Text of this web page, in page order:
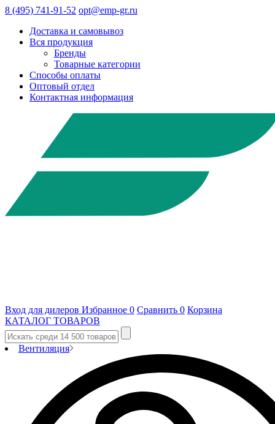
8 (495) 741-91-52 opt@emp-gr.ru
Доставка и самовывоз
Вся продукция
Бренды
Товарные категории
Способы оплаты
Оптовый отдел
Контактная информация
Вход для дилеров Избранное 0 Сравнить 0 Корзина
КАТАЛОГ ТОВАРОВ
Вентиляция